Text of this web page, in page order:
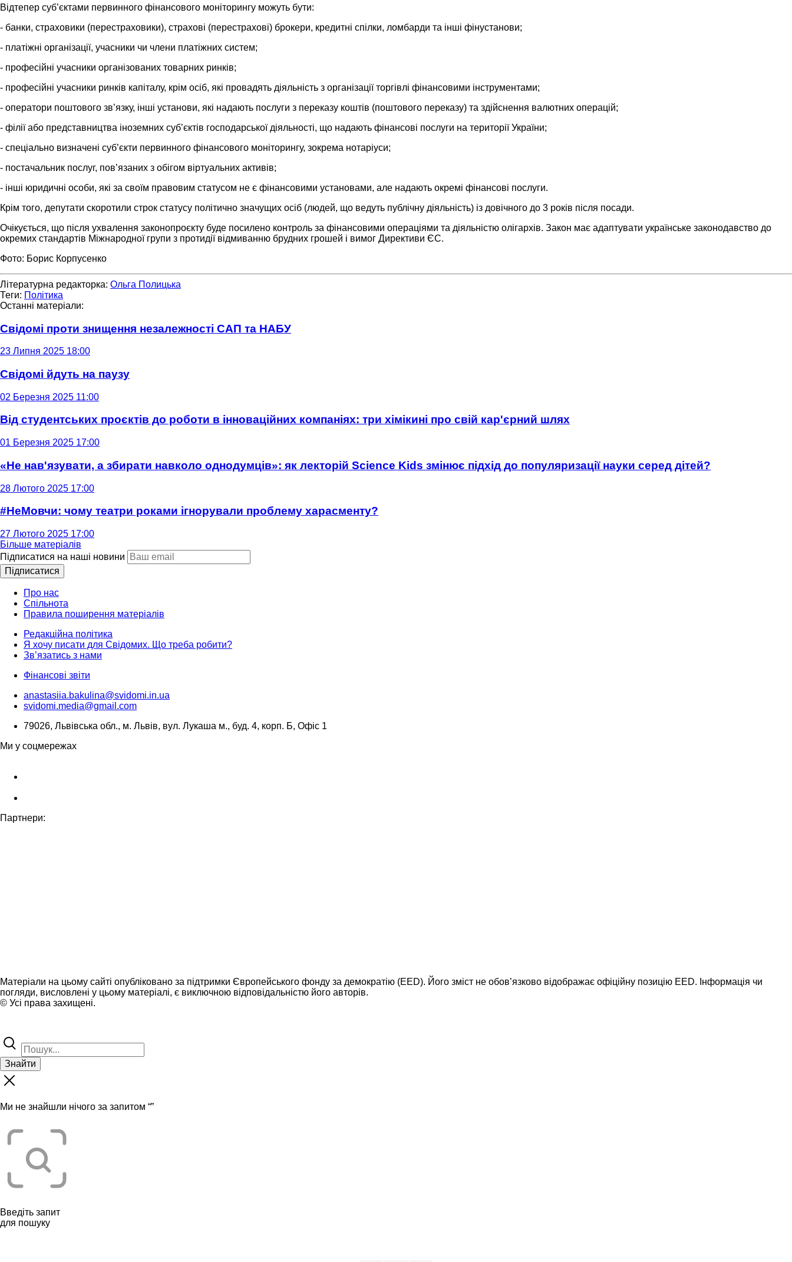
Відтепер суб’єктами первинного фінансового моніторингу можуть бути:
- банки, страховики (перестраховики), страхові (перестрахові) брокери, кредитні спілки, ломбарди та інші фінустанови;
- платіжні організації, учасники чи члени платіжних систем;
- професійні учасники організованих товарних ринків;
- професійні учасники ринків капіталу, крім осіб, які провадять діяльність з організації торгівлі фінансовими інструментами;
- оператори поштового зв’язку, інші установи, які надають послуги з переказу коштів (поштового переказу) та здійснення валютних операцій;
- філії або представництва іноземних суб’єктів господарської діяльності, що надають фінансові послуги на території України;
- спеціально визначені суб’єкти первинного фінансового моніторингу, зокрема нотаріуси;
- постачальник послуг, пов’язаних з обігом віртуальних активів;
- інші юридичні особи, які за своїм правовим статусом не є фінансовими установами, але надають окремі фінансові послуги.
Крім того, депутати скоротили строк статусу політично значущих осіб (людей, що ведуть публічну діяльність) із довічного до 3 років після посади.
Очікується, що після ухвалення законопроєкту буде посилено контроль за фінансовими операціями та діяльністю олігархів. Закон має адаптувати українське законодавство до
окремих стандартів Міжнародної групи з протидії відмиванню брудних грошей і вимог Директиви ЄС.
Фото: Борис Корпусенко
Літературна редакторка: Ольга Полицька
Теги: Політика
Останні матеріали:
Свідомі проти знищення незалежності САП та НАБУ
23 Липня 2025 18:00
Свідомі йдуть на паузу
02 Березня 2025 11:00
Від студентських проєктів до роботи в інноваційних компаніях: три хімікині про свій кар'єрний шлях
01 Березня 2025 17:00
«Не нав'язувати, а збирати навколо однодумців»: як лекторій Science Kids змінює підхід до популяризації науки серед дітей?
28 Лютого 2025 17:00
#НеМовчи: чому театри роками ігнорували проблему харасменту?
27 Лютого 2025 17:00
Більше матеріалів
Підписатися на наші новини
Підписатися
Про нас
Спільнота
Правила поширення матеріалів
Редакційна політика
Я хочу писати для Свідомих. Що треба робити?
Зв’язатись з нами
Фінансові звіти
anastasiia.bakulina@svidomi.in.ua
svidomi.media@gmail.com
79026, Львівська обл., м. Львів, вул. Лукаша м., буд. 4, корп. Б, Офіс 1
Ми у соцмережах
Партнери:
Матеріали на цьому сайті опубліковано за підтримки Європейського фонду за демократію (EED). Його зміст не обов’язково відображає офіційну позицію EED. Інформація чи
погляди, висловлені у цьому матеріалі, є виключною відповідальністю його авторів.
© Усі права захищені.
Знайти
Ми не знайшли нічого за запитом “”
Введіть запит
для пошуку